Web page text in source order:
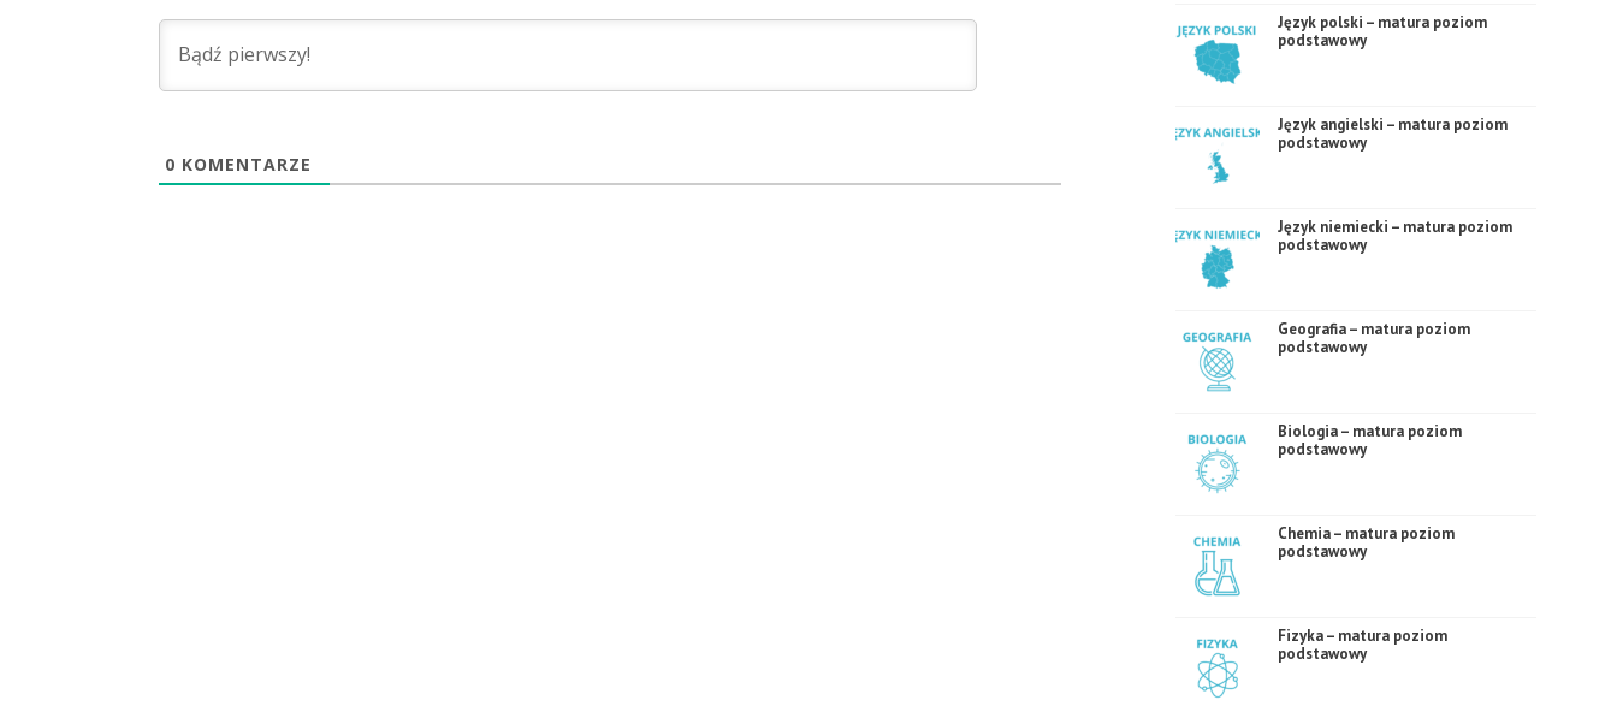
0 KOMENTARZE
Język polski – matura poziom
podstawowy
Język angielski – matura poziom
podstawowy
Język niemiecki – matura poziom
podstawowy
Geografia – matura poziom
podstawowy
Biologia – matura poziom
podstawowy
Chemia – matura poziom
podstawowy
Fizyka – matura poziom
podstawowy